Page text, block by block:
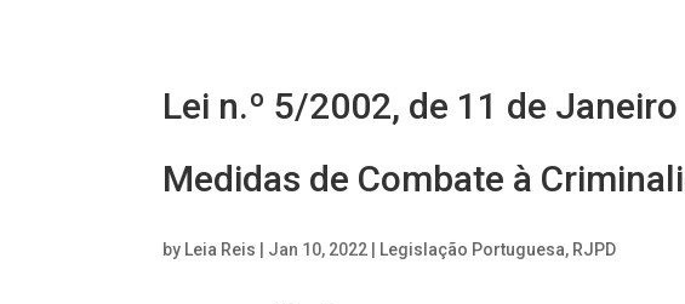
Lei n.º 5/2002, de 11 de
Medidas de Combate à
by Leia Reis Jan 10, 2022 Legislação Portuguesa, RJPD